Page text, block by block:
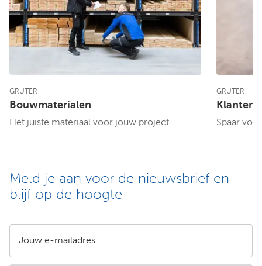
GRUTER
Bouwmaterialen
Het juiste materiaal voor jouw project
GRUTER
Spaar
Meld je aan voor de nieuwsbrief en
blijf op de hoogte
Jouw e-mailadres